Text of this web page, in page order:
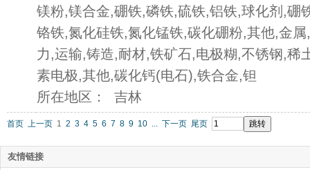
镁粉,镁合金,硼铁,磷铁,硫铁,铝铁,球化剂,硼
铬铁,氮化硅铁,氮化锰铁,碳化硼粉,其他,金
力,运输,铸造,耐材,铁矿石,电极糊,不锈钢,稀
素电极,其他,碳化钙(电石),铁合金,钽
所在地区： 吉林
首页 上一页 1 2 3 4 5 6 7 8 9 10 ... 下一页 尾页
友情链接